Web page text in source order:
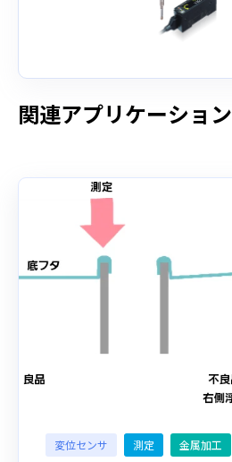
関連アプリケーション
変位センサ 測定 金属加工